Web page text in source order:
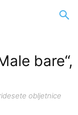
bare“,
obljetnice